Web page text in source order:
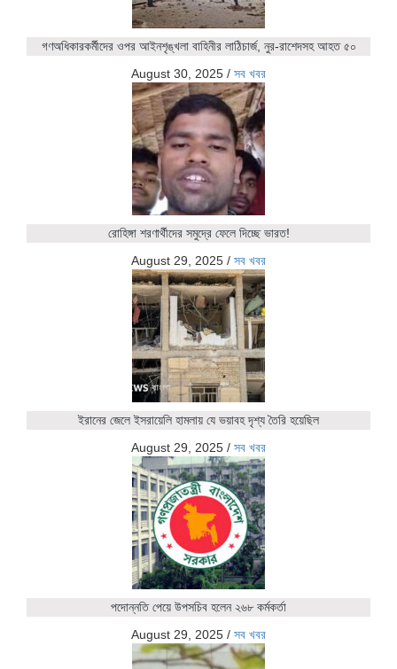
গণঅধিকারকর্মীদের ওপর আইনশৃঙ্খলা বাহিনীর লাঠিচার্জ, নুর-রাশেদসহ আহত ৫০
August 30, 2025 / সব খবর
রোহিঙ্গা শরণার্থীদের সমুদ্রে ফেলে দিচ্ছে ভারত!
August 29, 2025 / সব খবর
ইরানের জেলে ইসরায়েলি হামলায় যে ভয়াবহ দৃশ্য তৈরি হয়েছিল
August 29, 2025 / সব খবর
পদোন্নতি পেয়ে উপসচিব হলেন ২৬৮ কর্মকর্তা
August 29, 2025 / সব খবর